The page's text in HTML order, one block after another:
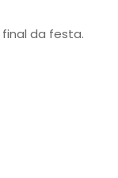
da festa.